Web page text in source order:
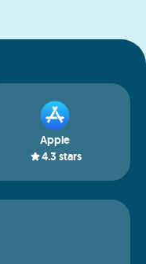
Apple
4.3 stars